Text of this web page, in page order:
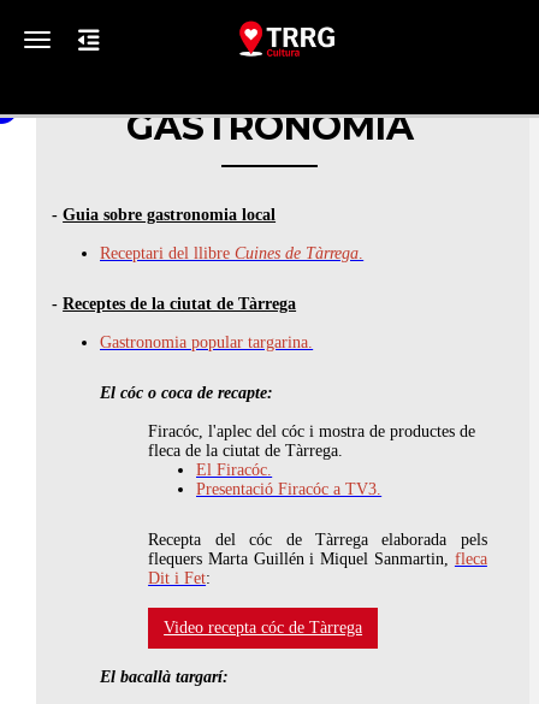
Toggle navigation
GASTRONOMIA
-Guia sobre gastronomia local
Receptari del llibreCuines de Tàrrega.
-Receptes de la ciutat de Tàrrega
Gastronomia popular targarina.
El cóc o coca de recapte:
Firacóc, l'aplec del cóc i mostra de productes de
fleca de la ciutat de Tàrrega.
El Firacóc.
Presentació Firacóc a TV3.
Recepta del cóc de Tàrrega elaborada pels
flequers Marta Guillén i Miquel Sanmartin, fleca
Dit i Fet:
Video recepta cóc de Tàrrega
El bacallà targarí: